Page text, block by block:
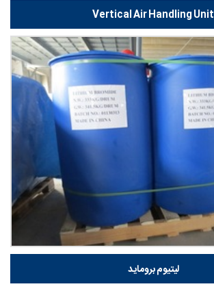
Vertical Air Handling Unit
لیتیوم بروماید